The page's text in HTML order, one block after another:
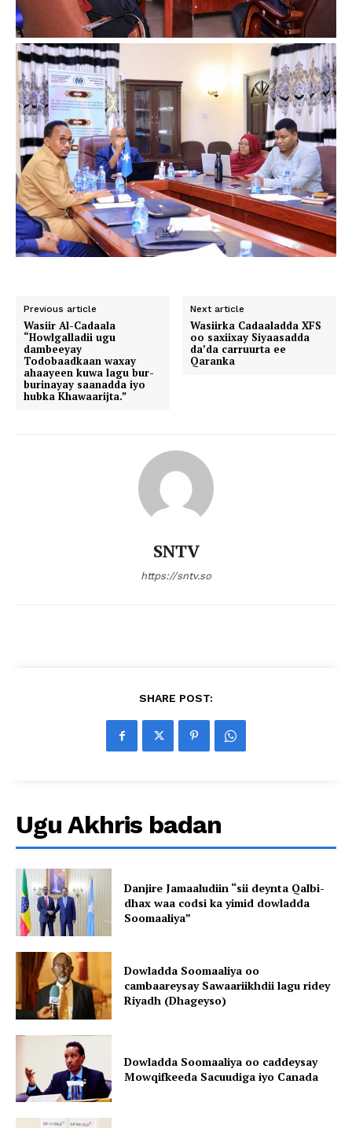
Previous article
Wasiir Al-Cadaala
“Howlgalladii ugu
dambeeyay
Todobaadkaan waxay
ahaayeen kuwa lagu bur-
burinayay saanadda iyo
hubka Khawaarijta.”
Next article
Wasiirka Cadaaladda XFS
oo saxiixay Siyaasadda
da’da carruurta ee
Qaranka
SNTV
https://sntv.so
SHARE POST:
Ugu Akhris badan
Danjire Jamaaludiin “sii deynta Qalbi-
dhax waa codsi ka yimid dowladda
Soomaaliya”
Dowladda Soomaaliya oo
cambaareysay Sawaariikhdii lagu ridey
Riyadh (Dhageyso)
Dowladda Soomaaliya oo caddeysay
Mowqifkeeda Sacuudiga iyo Canada